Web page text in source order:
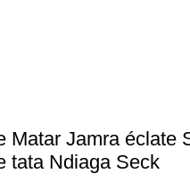
Matar Jamra éclate
tata Ndiaga Seck